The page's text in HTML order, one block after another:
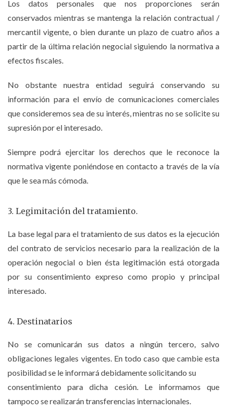
Los datos personales que nos proporciones serán
conservados mientras se mantenga la relación contractual /
mercantil vigente, o bien durante un plazo de cuatro años a
partir de la última relación negocial siguiendo la normativa a
efectos fiscales.
No obstante nuestra entidad seguirá conservando su
información para el envío de comunicaciones comerciales
que consideremos sea de su interés, mientras no se solicite su
supresión por el interesado.
Siempre podrá ejercitar los derechos que le reconoce la
normativa vigente poniéndose en contacto a través de la vía
que le sea más cómoda.
3. Legimitación del tratamiento.
La base legal para el tratamiento de sus datos es la ejecución
del contrato de servicios necesario para la realización de la
operación negocial o bien ésta legitimación está otorgada
por su consentimiento expreso como propio y principal
interesado.
4. Destinatarios
No se comunicarán sus datos a ningún tercero, salvo
obligaciones legales vigentes. En todo caso que cambie esta
posibilidad se le informará debidamente solicitando su
consentimiento para dicha cesión. Le informamos que
tampoco se realizarán transferencias internacionales.